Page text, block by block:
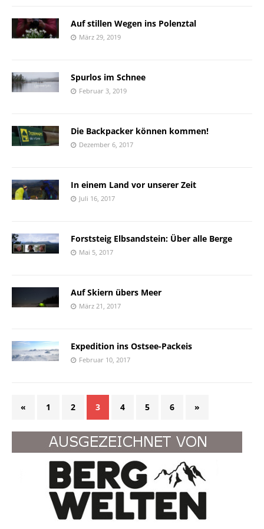
Auf stillen Wegen ins Polenztal
März 29, 2019
Spurlos im Schnee
Februar 3, 2019
Die Backpacker können kommen!
Dezember 6, 2017
In einem Land vor unserer Zeit
Juli 16, 2017
Forststeig Elbsandstein: Über alle Berge
Mai 5, 2017
Auf Skiern übers Meer
März 21, 2017
Expedition ins Ostsee-Packeis
Februar 10, 2017
« 1 2 3 4 5 6 »